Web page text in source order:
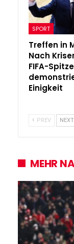
SPORT
Treffen in
Nach
FIFA-Spitze
Einigkeit
PREV NEXT
MEHR